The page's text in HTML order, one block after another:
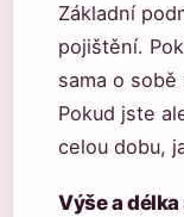
Základní
pojištění.
sama o
Pokud jste
celou dobu,
Výše a